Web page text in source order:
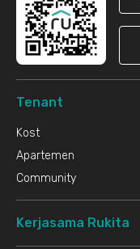
Tenant
Kost
Apartemen
Community
Kerjasama Rukita